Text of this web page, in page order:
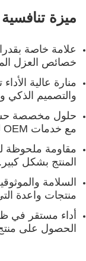
ميزة تنافسية
علامة خاصة
خصائص العزل
منارة عالية الأداء
والتصميم الذكي
حلول مخصصة
مع خدمات OEM لدينا.
مقاومة ملحوظة
المنتج بشكل كبير.
السلامة
منتجات واعدة
أداء مستقر في
الحصول على